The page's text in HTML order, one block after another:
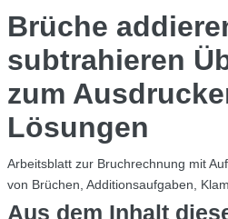
Brüche
subtrahieren
zum
Lösungen
Arbeitsblatt zur Bruchrechnung mit
von Brüchen, Additionsaufgaben,
Aus dem Inhalt